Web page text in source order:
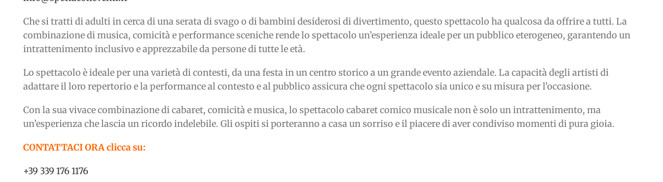
Che si tratti di adulti in cerca di una serata di svago o di bambini desiderosi di divertimento, questo spettacolo ha qualcosa da offrire a tutti. La
combinazione di musica, comicità e performance sceniche rende lo spettacolo un’esperienza ideale per un pubblico eterogeneo, garantendo un
intrattenimento inclusivo e apprezzabile da persone di tutte le età.
Lo spettacolo è ideale per una varietà di contesti, da una festa in un centro storico a un grande evento aziendale. La capacità degli artisti di
adattare il loro repertorio e la performance al contesto e al pubblico assicura che ogni spettacolo sia unico e su misura per l’occasione.
Con la sua vivace combinazione di cabaret, comicità e musica, lo spettacolo cabaret comico musicale non è solo un intrattenimento, ma
un’esperienza che lascia un ricordo indelebile. Gli ospiti si porteranno a casa un sorriso e il piacere di aver condiviso momenti di pura gioia.
CONTATTACI ORA clicca su:
+39 339 176 1176